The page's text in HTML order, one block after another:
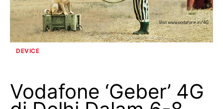
DEVICE
Vodafone ‘Geber’ 4G